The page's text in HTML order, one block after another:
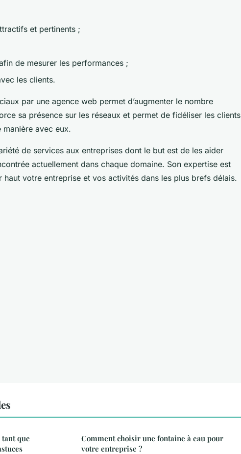
et pertinents ;
de mesurer les performances ;
les clients.
par une agence web permet d’augmenter le nombre
sa présence sur les réseaux et permet de fidéliser les clients
manière avec eux.
de services aux entreprises dont le but est de les aider
actuellement dans chaque domaine. Son expertise est
haut votre entreprise et vos activités dans les plus brefs délais.
que
Comment choisir une fontaine à eau pour
votre entreprise ?